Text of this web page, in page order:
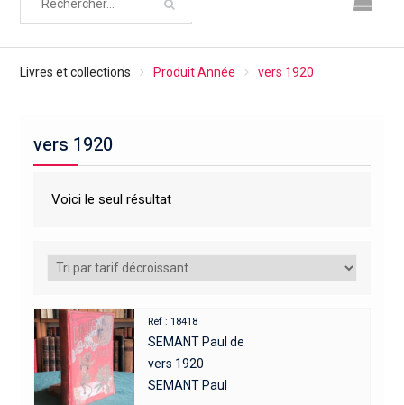
Livres et collections Produit Année vers 1920
vers 1920
Voici le seul résultat
Réf : 18418
SEMANT Paul de
vers 1920
SEMANT Paul